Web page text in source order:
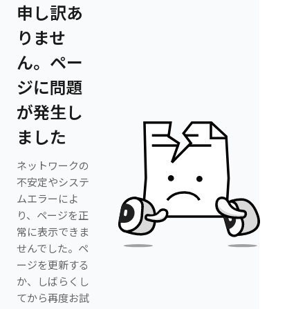
申し訳あ
りませ
ん。ペー
ジに問題
が発生し
ました
ネットワークの
不安定やシステ
ムエラーによ
り、ページを正
常に表示できま
せんでした。ペ
ージを更新する
か、しばらくし
てから再度お試